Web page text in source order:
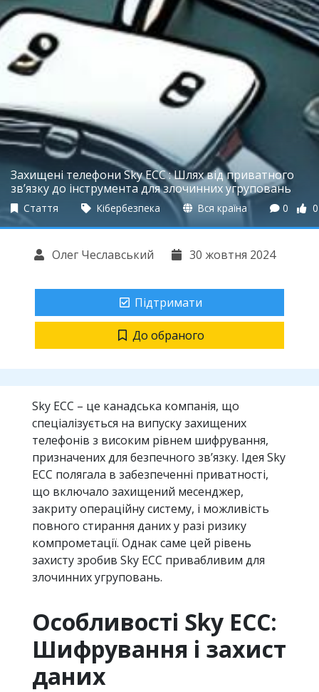
Захищені телефони Sky ECC : Шлях від приватного
зв’язку до інструмента для злочинних угруповань
Стаття Кібербезпека Вся країна 0 0
Олег Чеславський 30 жовтня 2024
Підтримати
До обраного
Sky ECC – це канадська компанія, що
спеціалізується на випуску захищених
телефонів з високим рівнем шифрування,
призначених для безпечного зв’язку. Ідея Sky
ECC полягала в забезпеченні приватності,
що включало захищений месенджер,
закриту операційну систему, і можливість
повного стирання даних у разі ризику
компрометації. Однак саме цей рівень
захисту зробив Sky ECC привабливим для
злочинних угруповань.
Особливості Sky ECC:
Шифрування і захист
даних